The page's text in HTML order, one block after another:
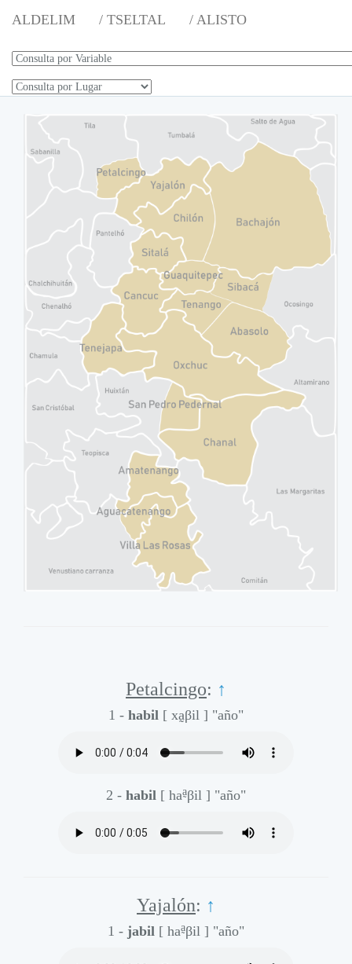
ALDELIM / TSELTAL / ALISTO
Petalcingo: ↑
1 - habil [ xa̰βil ] "año"
2 - habil [ haa̰βil ] "año"
Yajalón: ↑
1 - jabil [ haa̰βil ] "año"